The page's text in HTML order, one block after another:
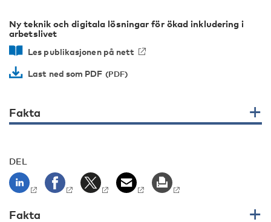
Ny teknik och digitala lösningar för ökad inkludering i
arbetslivet
Les publikasjonen på nett
Last ned som PDF
Fakta
DEL
Fakta